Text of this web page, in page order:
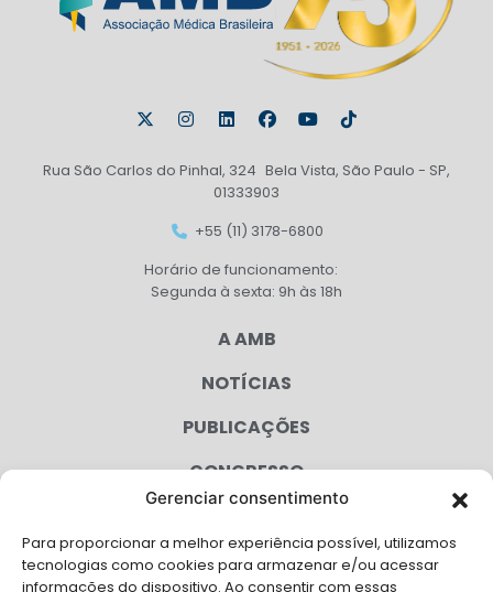
Gerenciar consentimento
Para proporcionar a melhor experiência possível, utilizamos
tecnologias como cookies para armazenar e/ou acessar
informações do dispositivo. Ao consentir com essas
Rua São Carlos do Pinhal, 324 Bela Vista, São Paulo - SP,
01333903
+55 (11) 3178-6800
Horário de funcionamento:
Segunda à sexta: 9h às 18h
A AMB
NOTÍCIAS
PUBLICAÇÕES
CONGRESSO
CAMPANHAS